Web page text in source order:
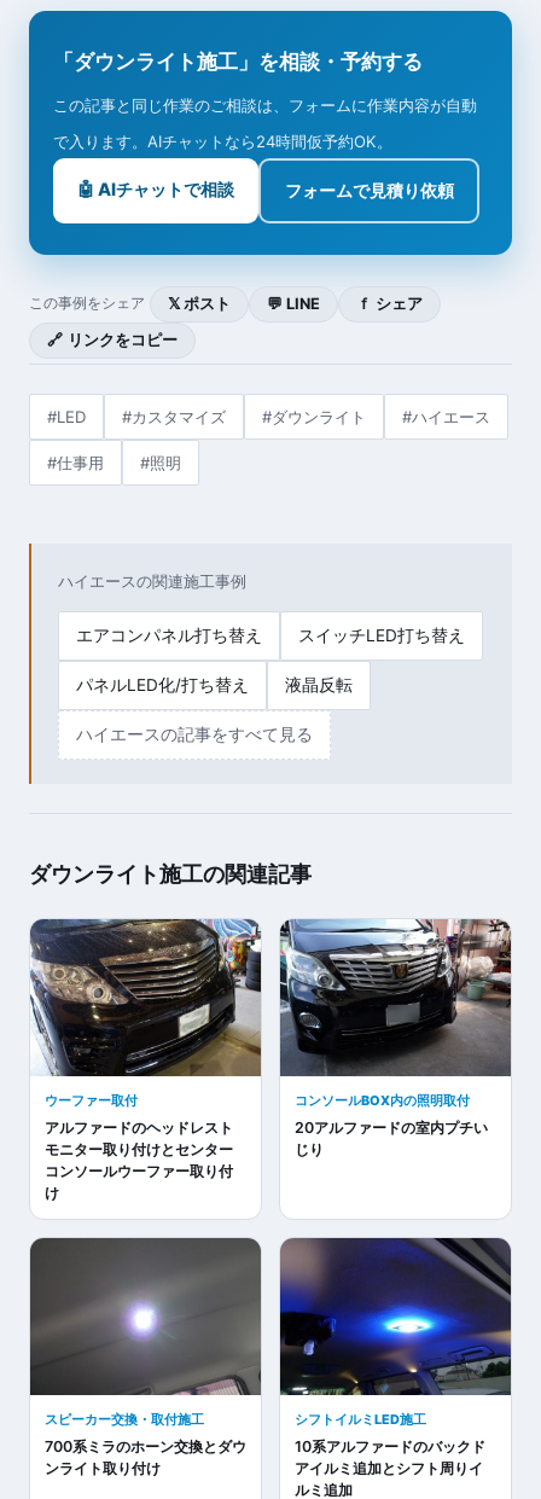
「ダウンライト施工」を相談・予約する
この記事と同じ作業のご相談は、フォームに作業内容が自動
で入ります。AIチャットなら24時間仮予約OK。
🤖 AIチャットで相談 フォームで見積り依頼
この事例をシェア 𝕏 ポスト 💬 LINE
ｆ シェア
🔗 リンクをコピー
#LED #カスタマイズ #ダウンライト #ハイエース
#仕事用 #照明
ハイエースの関連施工事例
エアコンパネル打ち替え スイッチLED打ち替え
パネルLED化/打ち替え 液晶反転
ハイエースの記事をすべて見る
ダウンライト施工の関連記事
ウーファー取付
アルファードのヘッドレスト
モニター取り付けとセンター
コンソールウーファー取り付
け
コンソールBOX内の照明取付
20アルファードの室内プチい
じり
スピーカー交換・取付施工
700系ミラのホーン交換とダウ
ンライト取り付け
シフトイルミLED施工
10系アルファードのバックド
アイルミ追加とシフト周りイ
ルミ追加